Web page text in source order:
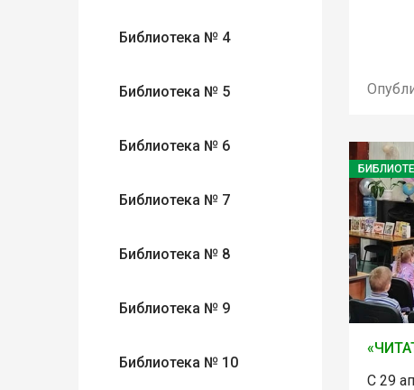
Библиотека № 4
Библиотека № 5
Библиотека № 6
Библиотека № 7
Библиотека № 8
Библиотека № 9
Библиотека № 10
С 29